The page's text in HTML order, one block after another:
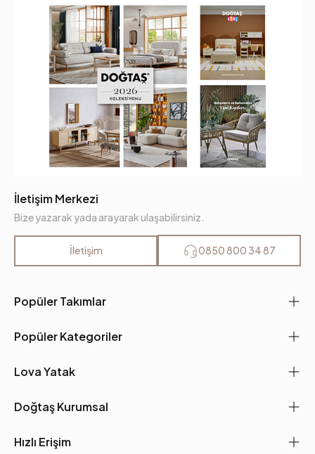
Popüler Takımlar
Popüler Kategoriler
Lova Yatak
Doğtaş Kurumsal
Hızlı Erişim
İletişim Merkezi
Bize yazarak yada arayarak ulaşabilirsiniz.
İletişim 0850 800 34 87